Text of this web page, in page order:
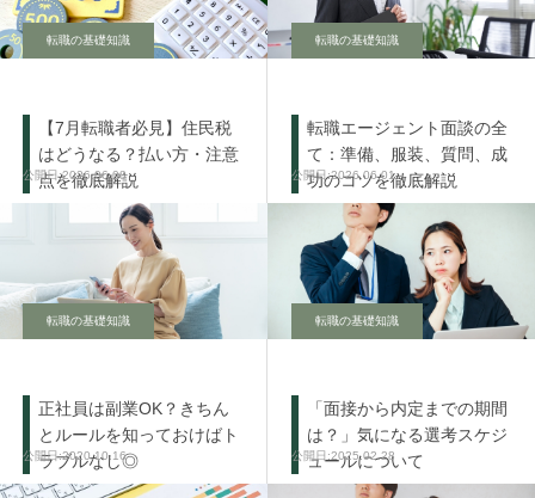
転職の基礎知識
【7月転職者必見】住民税
はどうなる？払い方・注意
点を徹底解説
2026.06.08
転職の基礎知識
転職エージェント面談の全
て：準備、服装、質問、成
功のコツを徹底解説
2026.06.01
転職の基礎知識
正社員は副業OK？きちん
とルールを知っておけばト
ラブルなし◎
2020.10.16
転職の基礎知識
「面接から内定までの期間
は？」気になる選考スケジ
ュールについて
2025.02.28